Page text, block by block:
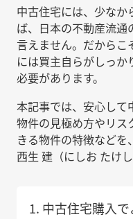
中古住宅には、少なか
ば、日本の不動産流通
言えません。だからこ
には買主自らがしっか
必要があります。
本記事では、安心して
物件の見極め方やリス
きる物件の特徴など
西生 建（にしお たけ
1. 中古住宅購入